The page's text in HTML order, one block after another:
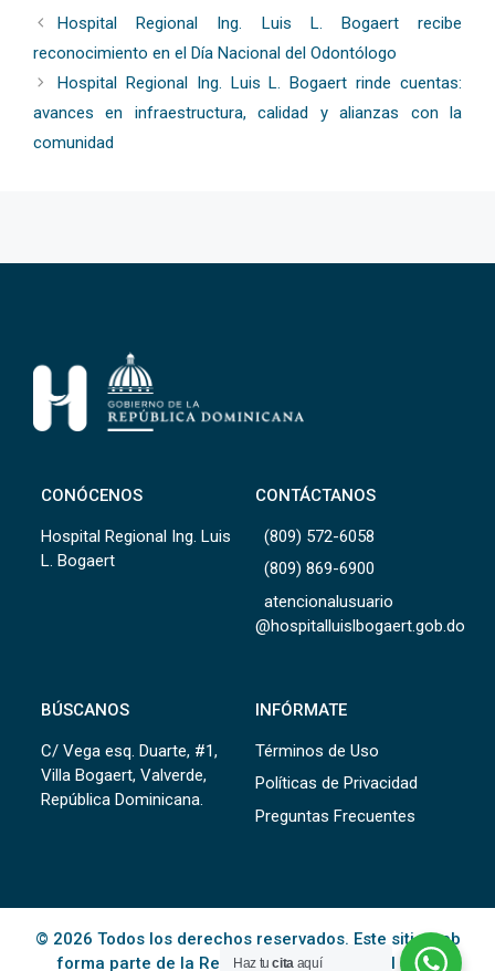
Hospital Regional Ing. Luis L. Bogaert recibe
reconocimiento en el Día Nacional del Odontólogo
Hospital Regional Ing. Luis L. Bogaert rinde cuentas:
avances en infraestructura, calidad y alianzas con la
comunidad
CONÓCENOS
Hospital Regional Ing. Luis
L. Bogaert
CONTÁCTANOS
(809) 572-6058
(809) 869-6900
atencionalusuario
@hospitalluislbogaert.gob.do
BÚSCANOS
C/ Vega esq. Duarte, #1,
Villa Bogaert, Valverde,
República Dominicana.
INFÓRMATE
Términos de Uso
Políticas de Privacidad
Preguntas Frecuentes
© 2026 Todos los derechos reservados. Este sitio web
forma parte de la Red Pública de Salud del SNS.
Haz tucita aquí